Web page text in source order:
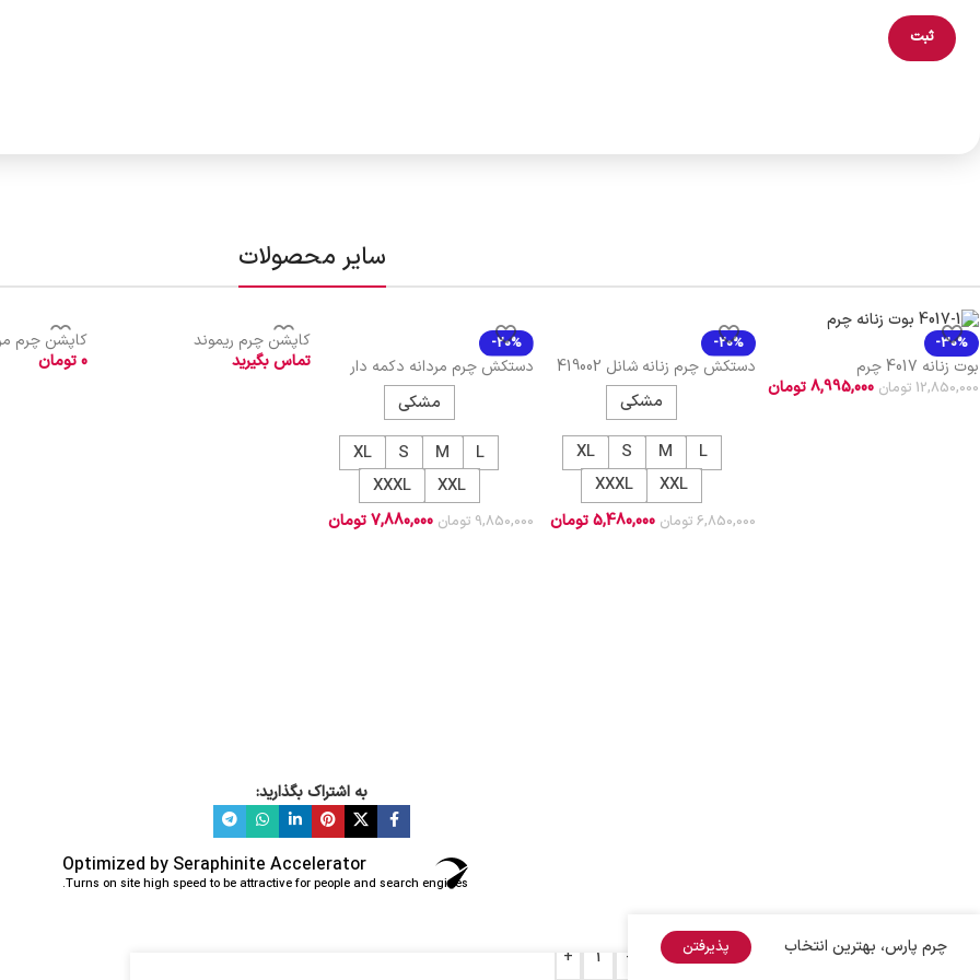
سایر محصولات
-30%
بوت زنانه 4017 چرم
12,850,000 تومان 8,995,000تومان
-20%
دستکش چرم زنانه شانل 419002
مشکی
L
M
S
XL
XXL
XXXL
6,850,000 تومان 5,480,000 تومان
-20%
دستکش چرم مردانه دکمه دار
مشکی
L
M
S
XL
XXL
XXXL
9,850,000 تومان 7,880,000 تومان
کاپشن چرم ریموند
تماس بگیرید
کاپشن چرم
0 تومان
به اشتراک بگذارید:
چرم پارس، بهترین انتخاب پذیرفتن -
+
Optimized by Seraphinite Accelerator
Turns on site high speed to be attractive for people and search engines.